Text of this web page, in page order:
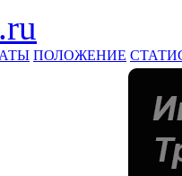
ПОЛОЖЕНИЕ